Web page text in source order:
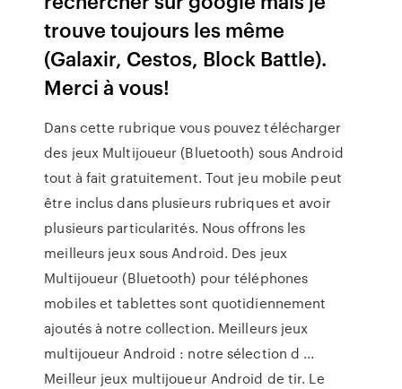
trouve toujours les même
(Galaxir, Cestos, Block Battle).
Merci à vous!
Dans cette rubrique vous pouvez télécharger
des jeux Multijoueur (Bluetooth) sous Android
tout à fait gratuitement. Tout jeu mobile peut
être inclus dans plusieurs rubriques et avoir
plusieurs particularités. Nous offrons les
meilleurs jeux sous Android. Des jeux
Multijoueur (Bluetooth) pour téléphones
mobiles et tablettes sont quotidiennement
ajoutés à notre collection. Meilleurs jeux
multijoueur Android : notre sélection d ...
Meilleur jeux multijoueur Android de tir. Le